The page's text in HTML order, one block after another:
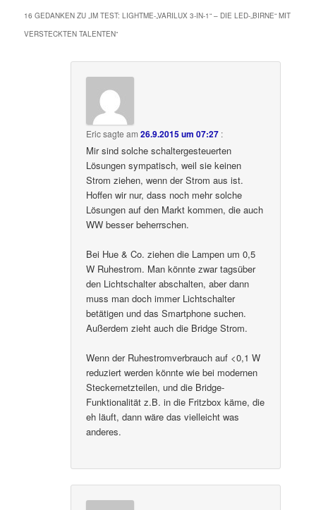
16 GEDANKEN ZU „IM TEST: LIGHTME-„VARILUX 3-IN-1“ – DIE LED-„BIRNE“ MIT
VERSTECKTEN TALENTEN“
Ericsagte am26.9.2015 um 07:27 :
Mir sind solche schaltergesteuerten
Lösungen sympatisch, weil sie keinen
Strom ziehen, wenn der Strom aus ist.
Hoffen wir nur, dass noch mehr solche
Lösungen auf den Markt kommen, die auch
WW besser beherrschen.
Bei Hue & Co. ziehen die Lampen um 0,5
W Ruhestrom. Man könnte zwar tagsüber
den Lichtschalter abschalten, aber dann
muss man doch immer Lichtschalter
betätigen und das Smartphone suchen.
Außerdem zieht auch die Bridge Strom.
Wenn der Ruhestromverbrauch auf <0,1 W
reduziert werden könnte wie bei modernen
Steckernetzteilen, und die Bridge-
Funktionalität z.B. in die Fritzbox käme, die
eh läuft, dann wäre das vielleicht was
anderes.